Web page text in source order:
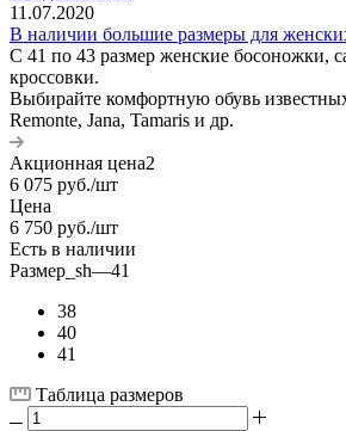
11.07.2020
В наличии большие размеры для
С 41 по 43 размер женские босоножки,
кроссовки.
Выбирайте комфортную обувь
Remonte, Jana, Tamaris и др.
Акционная цена2
6 075 руб./шт
Цена
6 750 руб./шт
Есть в наличии
Размер_sh—41
38
40
41
Таблица размеров